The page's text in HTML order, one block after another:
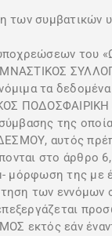
των
τα
ΠΟΔΟΣΦΑΙΡΙΚΗ
της
αυτός
στο
μόρφωση της
των
εκτός εάν